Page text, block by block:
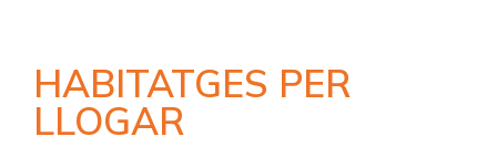
HABITATGES PER
LLOGAR